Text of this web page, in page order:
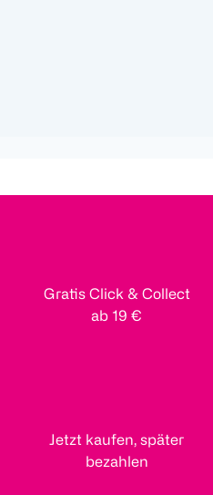
Gratis Click & Collect
ab 19 €
Jetzt kaufen, später
bezahlen